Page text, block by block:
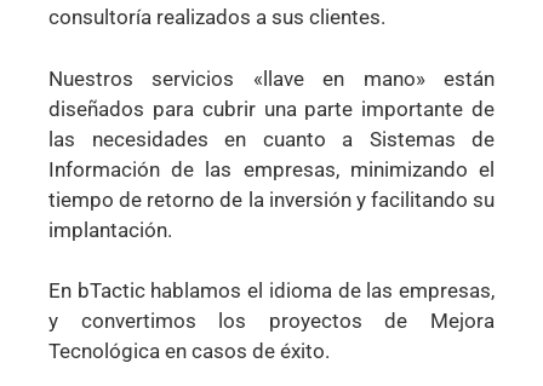
consultoría realizados a sus clientes.
Nuestros servicios «llave en mano» están
diseñados para cubrir una parte importante de
las necesidades en cuanto a Sistemas de
Información de las empresas, minimizando el
tiempo de retorno de la inversión y facilitando su
implantación.
En bTactic hablamos el idioma de las empresas,
y convertimos los proyectos de Mejora
Tecnológica en casos de éxito.